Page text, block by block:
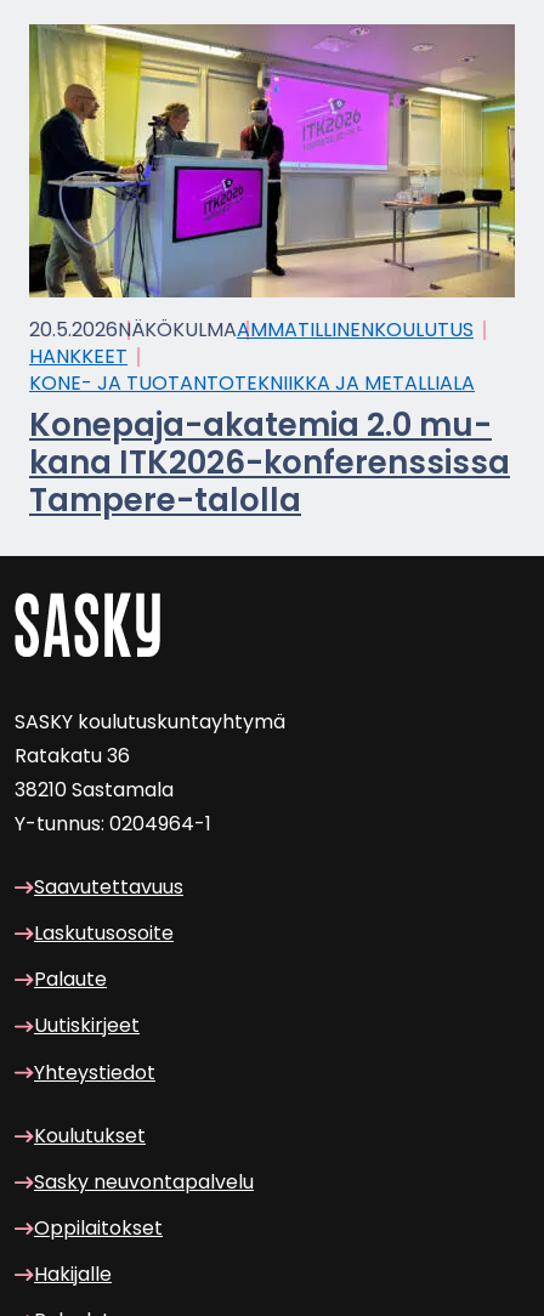
20.5.2026NÄ­KÖ­KUL­MAAM­MA­TIL­LI­NEN­KOU­LU­TUS
HANK­KEET
KONE- JA TUO­TAN­TO­TEK­NIIK­KA JA ME­TAL­LIA­LA
Konepaja-​akatemia 2.0 mu­
ka­na ITK2026-​konferenssissa
Tampere-​talolla
SASKY kou­lu­tus­kun­tayh­ty­mä
Ra­ta­ka­tu 36
38210 Sas­ta­ma­la
Y-​tunnus: 0204964-1
Saa­vu­tet­ta­vuus
Las­ku­tuso­soi­te
Pa­lau­te
Uu­tis­kir­jeet
Yh­teys­tie­dot
Kou­lu­tuk­set
Sasky neu­von­ta­pal­ve­lu
Op­pi­lai­tok­set
Ha­ki­jal­le